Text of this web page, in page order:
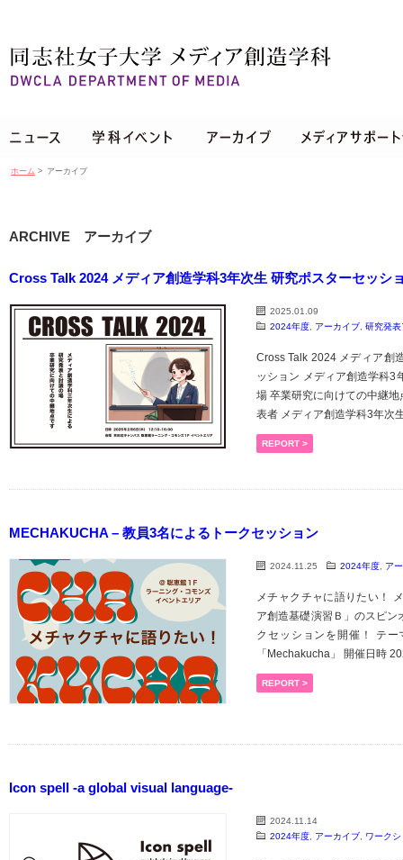
ホーム > アーカイブ
ARCHIVE アーカイブ
Cross Talk 2024 メディア創造学科3年次生 研究ポスターセッシ
2025.01.09
2024年度
アーカイブ 研究発
Cross Talk 2024 メディア創
ッション メディア創造学科3
場 卒業研究に向けての中継
表者 メディア創造学科3年次
REPORT >
MECHAKUCHA – 教員3名によるトークセッション
2024.11.25 2024年度 ア
メチャクチャに語りたい！
ア創造基礎演習Ｂ」のスピ
クセッションを開催！ テ
「Mechakucha」 開催日時
REPORT >
Icon spell -a global visual language-
2024.11.14
2024年度
アーカイブ ワーク